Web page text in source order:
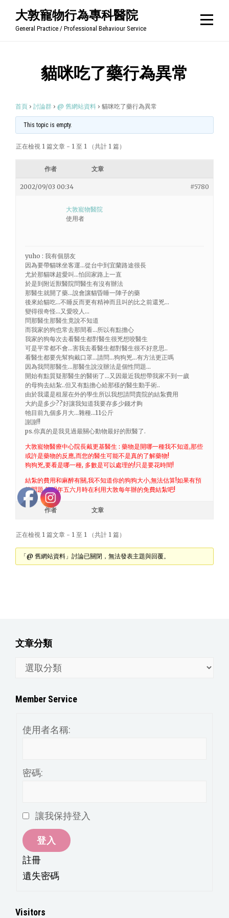
大敦寵物行為專科醫院
General Practice / Professional Behaviour Service
貓咪吃了藥行為異常
首頁 › 討論群 › @ 舊網站資料 › 貓咪吃了藥行為異常
This topic is empty.
正在檢視 1 篇文章 - 1 至 1 （共計 1 篇）
作者 文章
2002/09/03 00:34 #5780
大敦寵物醫院
使用者
yuho : 我有個朋友
因為要帶貓咪坐客運…從台中到宜蘭路途很長
尤於那貓咪超愛叫…怕回家路上一直
於是到附近獸醫院問醫生有沒有辦法
那醫生就開了藥…說會讓貓昏睡一陣子的藥
後來給貓吃…不睡反而更有精神而且叫的比之前還兇…
變得很奇怪…又愛咬人…
問那醫生那醫生竟說不知道
而我家的狗也常去那間看…所以有點擔心
我家的狗每次去看醫生都對醫生很兇想咬醫生
可是平常都不會…害我去看醫生都對醫生很不好意思..
看醫生都要先幫狗戴口罩…請問…狗狗兇…有方法更正嗎
因為我問那醫生…那醫生說沒辦法是個性問題…
開始有點質疑那醫生的醫術了…又因最近我想帶我家不到一歲
的母狗去結紮..但又有點擔心給那樣的醫生動手術..
由於我還是租屋在外的學生所以我想請問貴院的結紮費用
大約是多少??好讓我知道我要存多少錢才夠
牠目前九個多月大…雜種…11公斤
謝謝!!
ps.你真的是我見過最關心動物最好的獸醫了.
大敦寵物醫療中心院長戴更基醫生 : 藥物是開哪一種我不知道,那些
或許是藥物的反應,而您的醫生可能不是真的了解藥物!
狗狗兇,要看是哪一種, 多數是可以處理的!只是要花時間!
結紮的費用和麻醉有關,我不知道你的狗狗大小,無法估算!如果有預
算問題,等明年五六月時在利用大敦每年辦的免費結紮吧!
作者 文章
正在檢視 1 篇文章 - 1 至 1 （共計 1 篇）
「@ 舊網站資料」討論已關閉，無法發表主題與回覆。
文章分類
分
Member Service
使用者名稱:
密碼:
讓我保持登入
登入
註冊
遺失密碼
Visitors